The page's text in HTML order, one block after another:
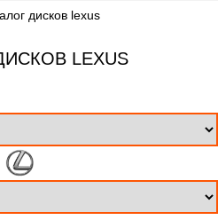
дисков lexus
LEXUS